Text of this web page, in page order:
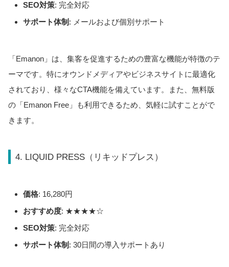
SEO対策: 完全対応
サポート体制 : メールおよび個別サポート
「Emanon」は、集客を促進するための豊富な機能が特徴のテ
ーマです。特にオウンドメディアやビジネスサイトに最適化
されており、様々なCTA機能を備えています。また、無料版
の「Emanon Free」も利用できるため、気軽に試すことがで
きます。
4. LIQUID PRESS（リキッドプレス）
価格: 16,280円
おすすめ度: ★★★★☆
SEO対策: 完全対応
サポート体制 : 30日間の導入サポートあり